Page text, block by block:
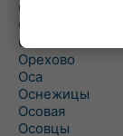
Ольшаны
Омельная
Ополь
Орехово
Оса
Оснежицы
Осовая
Осовцы